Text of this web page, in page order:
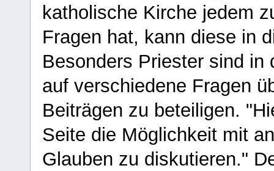
katholische Kirche jedem
Fragen hat, kann diese in
Besonders Priester sind in
auf verschiedene Fragen
Beiträgen zu beteiligen.
Seite die Möglichkeit mit
Glauben zu diskutieren."